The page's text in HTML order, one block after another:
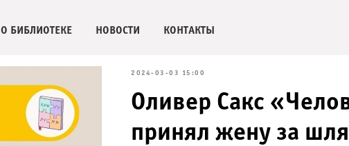
О БИБЛИОТЕКЕ НОВОСТИ КОНТАКТЫ
2024-03-03 15:00
Оливер Сакс
принял жену за